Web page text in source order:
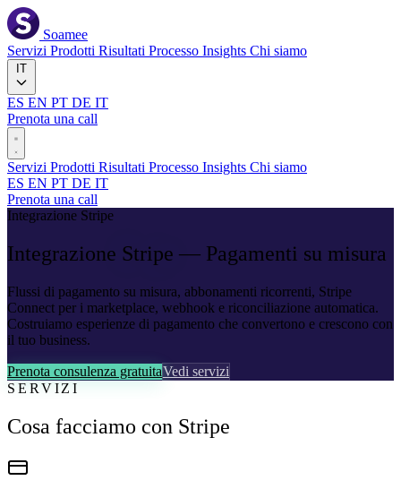
Soamee
Servizi Prodotti Risultati Processo Insights Chi siamo
ES EN PT DE IT
Prenota una call
Servizi Prodotti Risultati Processo Insights Chi siamo
ES EN PT DE IT
Prenota una call
Integrazione Stripe
Integrazione Stripe — Pagamenti su misura
Flussi di pagamento su misura, abbonamenti ricorrenti, Stripe
Connect per i marketplace, webhook e riconciliazione automatica.
Costruiamo esperienze di pagamento che convertono e crescono con
il tuo business.
Prenota consulenza gratuitaVedi servizi
SERVIZI
Cosa facciamo con Stripe